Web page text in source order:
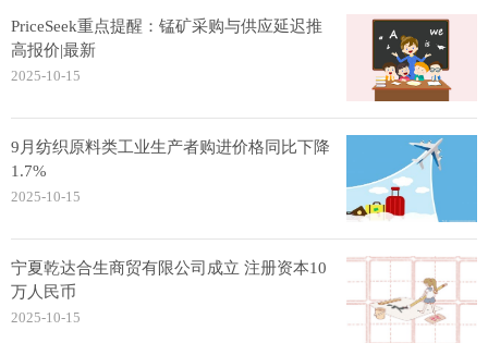
PriceSeek重点提醒：锰矿采购与供应延迟推
高报价|最新
2025-10-15
9月纺织原料类工业生产者购进价格同比下降
1.7%
2025-10-15
宁夏乾达合生商贸有限公司成立 注册资本10
万人民币
2025-10-15